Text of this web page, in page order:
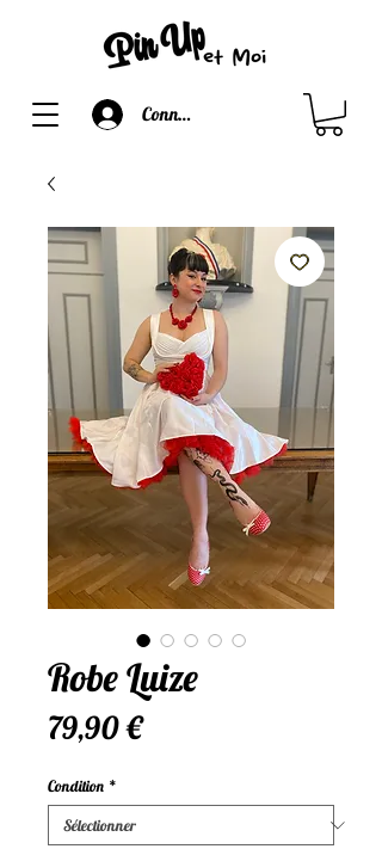
Connexion
Robe Luize
79,90 €Prix
Condition *